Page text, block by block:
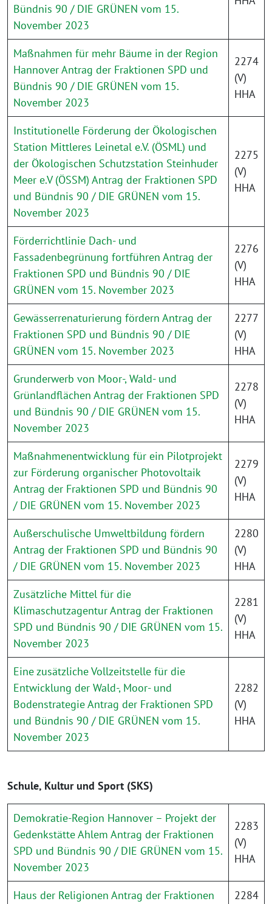
Bündnis 90 / DIE GRÜNEN vom 15.
November 2023
Maßnahmen für mehr Bäume in der Region
Hannover Antrag der Fraktionen SPD und
Bündnis 90 / DIE GRÜNEN vom 15.
November 2023
2274
(V)
HHA
Institutionelle Förderung der Ökologischen
Station Mittleres Leinetal e.V. (ÖSML) und
der Ökologischen Schutzstation Steinhuder
Meer e.V (ÖSSM) Antrag der Fraktionen SPD
und Bündnis 90 / DIE GRÜNEN vom 15.
November 2023
2275
(V)
HHA
Förderrichtlinie Dach- und
Fassadenbegrünung fortführen Antrag der
Fraktionen SPD und Bündnis 90 / DIE
GRÜNEN vom 15. November 2023
2276
(V)
HHA
Gewässerrenaturierung fördern Antrag der
Fraktionen SPD und Bündnis 90 / DIE
GRÜNEN vom 15. November 2023
2277
(V)
HHA
Grunderwerb von Moor-, Wald- und
Grünlandflächen Antrag der Fraktionen SPD
und Bündnis 90 / DIE GRÜNEN vom 15.
November 2023
2278
(V)
HHA
Maßnahmenentwicklung für ein Pilotprojekt
zur Förderung organischer Photovoltaik
Antrag der Fraktionen SPD und Bündnis 90
/ DIE GRÜNEN vom 15. November 2023
2279
(V)
HHA
Außerschulische Umweltbildung fördern
Antrag der Fraktionen SPD und Bündnis 90
/ DIE GRÜNEN vom 15. November 2023
2280
(V)
HHA
Zusätzliche Mittel für die
Klimaschutzagentur Antrag der Fraktionen
SPD und Bündnis 90 / DIE GRÜNEN vom 15.
November 2023
2281
(V)
HHA
Eine zusätzliche Vollzeitstelle für die
Entwicklung der Wald-, Moor- und
Bodenstrategie Antrag der Fraktionen SPD
und Bündnis 90 / DIE GRÜNEN vom 15.
November 2023
2282
(V)
HHA
Schule, Kultur und Sport (SKS)
Demokratie-Region Hannover – Projekt der
Gedenkstätte Ahlem Antrag der Fraktionen
SPD und Bündnis 90 / DIE GRÜNEN vom 15.
November 2023
2283
(V)
HHA
Haus der Religionen Antrag der Fraktionen
2284